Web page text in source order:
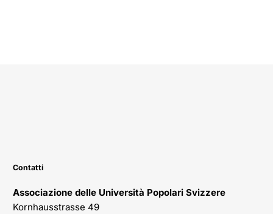
Contatti
Associazione delle Università Popolari Svizzere
Kornhausstrasse 49